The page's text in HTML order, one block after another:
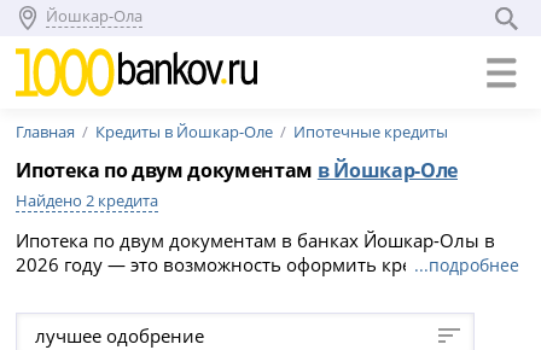
Йошкар-Ола
Главная Кредиты в Йошкар-Оле Ипотечные кредиты
Ипотека по двум документам в Йошкар-Оле
Найдено 2 кредита
Ипотека по двум документам в банках Йошкар-Олы в
2026 году — это возможность оформить кредит без
подходящую программу и подайте онлайн-заявку на
официальном сайте банка.
...подробнее
лучшее одобрение